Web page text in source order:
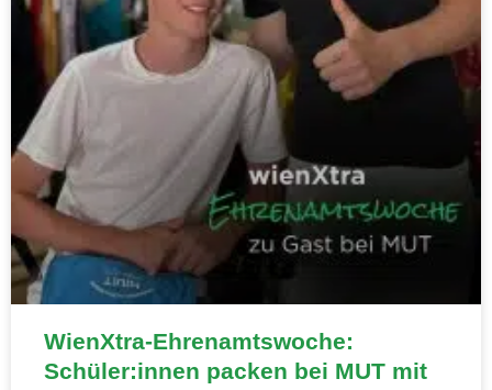
WienXtra-Ehrenamtswoche:
Schüler:innen packen bei MUT mit